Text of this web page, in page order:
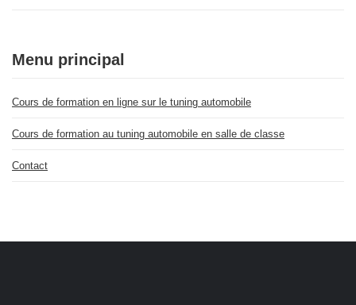
Menu principal
Cours de formation en ligne sur le tuning automobile
Cours de formation au tuning automobile en salle de classe
Contact